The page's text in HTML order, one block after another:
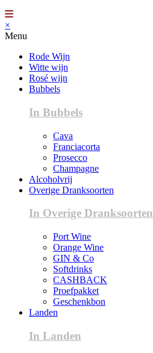
×
Menu
Rode Wijn
Witte wijn
Rosé wijn
Bubbels
In Bubbels
Cava
Franciacorta
Prosecco
Champagne
Alcoholvrij
Overige Dranksoorten
In Overige Dranksoorten
Port Wine
Orange Wine
GIN & Co
Softdrinks
CASHBACK
Proefpakket
Geschenkbon
Landen
In Landen